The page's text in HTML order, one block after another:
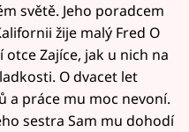
světě. Jeho poradcem
žije malý Fred O
Zajíce, jak u nich na
O dvacet let
a práce mu moc nevoní.
sestra Sam mu dohodí